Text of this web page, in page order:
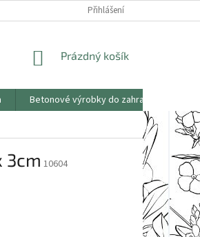
PODMÍNKY OCHRANY
Přihlášení
NÁKUPNÍ
Prázdný košík
Betonové výrobky do zahrad
3cm 10604